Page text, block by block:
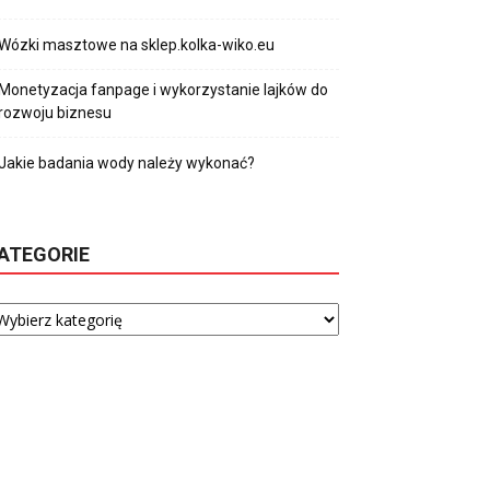
masztowe na sklep.kolka-wiko.eu
fanpage i wykorzystanie lajków do
biznesu
badania wody należy wykonać?